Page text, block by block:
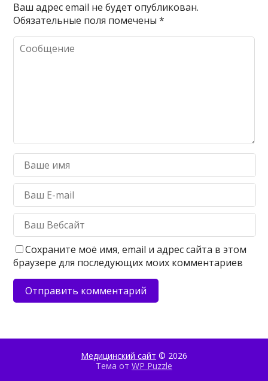
Ваш адрес email не будет опубликован.
Обязательные поля помечены*
Сохраните моё имя, email и адрес сайта в этом
браузере для последующих моих комментариев
Медицинский сайт © 2026
Тема от WP Puzzle